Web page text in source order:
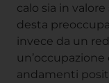
calo sia in
desta
invece da un
andamenti